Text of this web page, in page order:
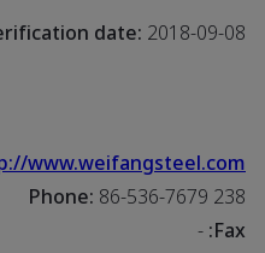
date:2018-09-08
www.weifangsteel.com
Phone:86-536-7679 238
Fax:
-